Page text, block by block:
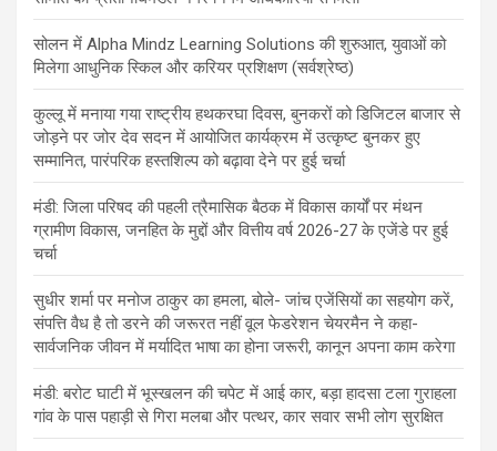
सोलन में Alpha Mindz Learning Solutions की शुरुआत, युवाओं को
मिलेगा आधुनिक स्किल और करियर प्रशिक्षण (सर्वश्रेष्ठ)
कुल्लू में मनाया गया राष्ट्रीय हथकरघा दिवस, बुनकरों को डिजिटल बाजार से
जोड़ने पर जोर देव सदन में आयोजित कार्यक्रम में उत्कृष्ट बुनकर हुए
सम्मानित, पारंपरिक हस्तशिल्प को बढ़ावा देने पर हुई चर्चा
मंडी: जिला परिषद की पहली त्रैमासिक बैठक में विकास कार्यों पर मंथन
ग्रामीण विकास, जनहित के मुद्दों और वित्तीय वर्ष 2026-27 के एजेंडे पर हुई
चर्चा
सुधीर शर्मा पर मनोज ठाकुर का हमला, बोले- जांच एजेंसियों का सहयोग करें,
संपत्ति वैध है तो डरने की जरूरत नहीं वूल फेडरेशन चेयरमैन ने कहा-
सार्वजनिक जीवन में मर्यादित भाषा का होना जरूरी, कानून अपना काम करेगा
मंडी: बरोट घाटी में भूस्खलन की चपेट में आई कार, बड़ा हादसा टला गुराहला
गांव के पास पहाड़ी से गिरा मलबा और पत्थर, कार सवार सभी लोग सुरक्षित